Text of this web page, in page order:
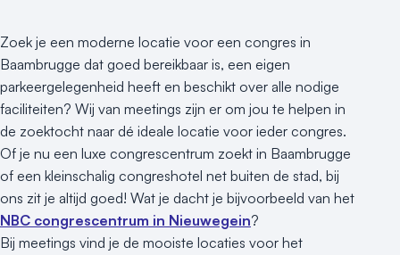
Zoek je een moderne locatie voor een congres in
Baambrugge dat goed bereikbaar is, een eigen
parkeergelegenheid heeft en beschikt over alle nodige
faciliteiten? Wij van meetings zijn er om jou te helpen in
de zoektocht naar dé ideale locatie voor ieder congres.
Of je nu een luxe congrescentrum zoekt in Baambrugge
of een kleinschalig congreshotel net buiten de stad, bij
ons zit je altijd goed! Wat je dacht je bijvoorbeeld van het
NBC congrescentrum in Nieuwegein?
Bij meetings vind je de mooiste locaties voor het